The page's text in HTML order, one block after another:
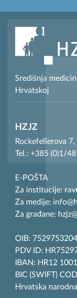
Središnja
Hrvatskoj
HZJZ
Rockefellerova
Tel.: +385 (0)1/
E-POŠTA
Za institucije:
Za medije:
Za građane:
OIB:
PDV ID:
IBAN: HR12
BIC (SWIFT)
Hrvatska